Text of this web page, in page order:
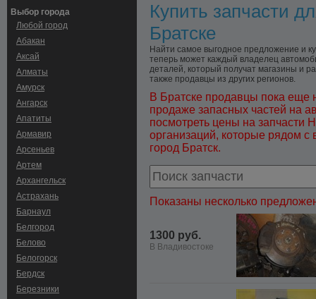
Выбор города
Любой город
Абакан
Аксай
Алматы
Амурск
Ангарск
Апатиты
Армавир
Арсеньев
Артем
Архангельск
Астрахань
Барнаул
Белгород
Белово
Белогорск
Бердск
Березники
Купить запчасти
Братске
Найти самое выгодное предложение и
теперь может каждый владелец
деталей, который получат магазины и
также продавцы из других регионов.
В Братске продавцы пока еще
продаже запасных частей на
посмотреть цены на запчасти
организаций, которые рядом с
город Братск.
Показаны несколько
1300 руб.
В Владивостоке